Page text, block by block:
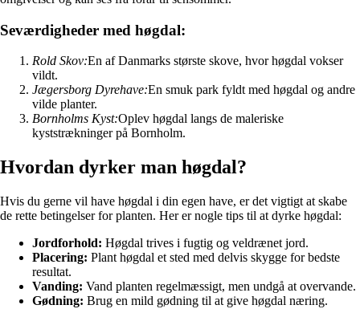
Seværdigheder med høgdal:
Rold Skov:En af Danmarks største skove, hvor høgdal vokser
vildt.
Jægersborg Dyrehave:En smuk park fyldt med høgdal og andre
vilde planter.
Bornholms Kyst:Oplev høgdal langs de maleriske
kyststrækninger på Bornholm.
Hvordan dyrker man høgdal?
Hvis du gerne vil have høgdal i din egen have, er det vigtigt at skabe
de rette betingelser for planten. Her er nogle tips til at dyrke høgdal:
Jordforhold: Høgdal trives i fugtig og veldrænet jord.
Placering: Plant høgdal et sted med delvis skygge for bedste
resultat.
Vanding: Vand planten regelmæssigt, men undgå at overvande.
Gødning: Brug en mild gødning til at give høgdal næring.